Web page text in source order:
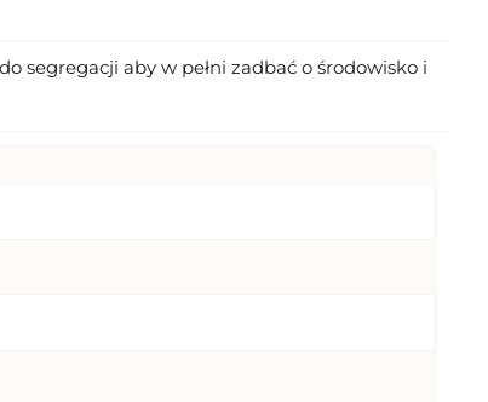
segregacji aby w pełni zadbać o środowisko i